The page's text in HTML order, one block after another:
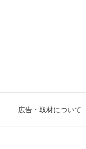
広告・取材について